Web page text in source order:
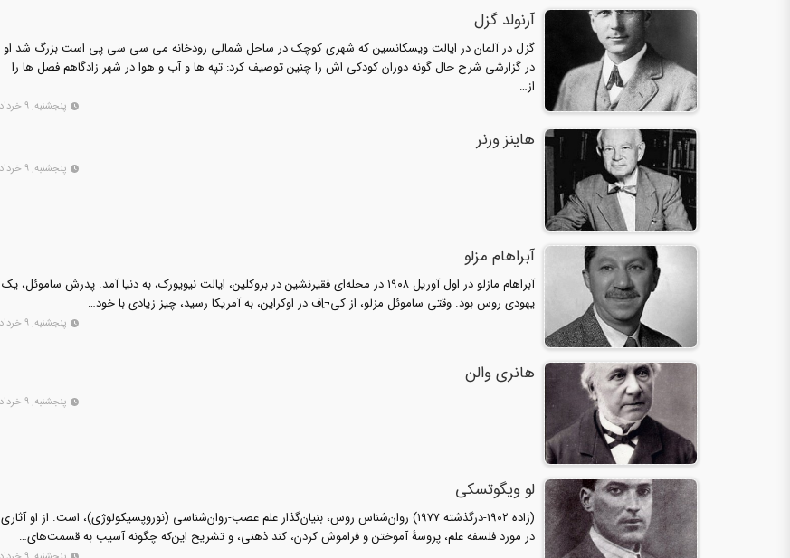
آرنولد گزل
گزل در آلمان در ایالت ویسکانسین که شهری کوچک در ساحل شمالی رودخانه می سی سی پی است بزرگ شد او
در گزارشی شرح حال گونه دوران کودکی اش را چنین توصیف کرد: تپه ها و آب و هوا در شهر زادگاهم فصل ها را
از…
پنجشنبه, ۹ خرداد
هاینز ورنر
پنجشنبه, ۹ خرداد
آبراهام مزلو
آبراهام مازلو در اول آوریل ۱۹۰۸ در محله‌ای فقیرنشین در بروکلین، ایالت نیویورک، به دنیا آمد. پدرش ساموئل، یک
یهودی روس بود. وقتی ساموئل مزلو، از کی¬اِف در اوکراین، به آمریکا رسید، چیز زیادی با خود…
پنجشنبه, ۹ خرداد
هانری والن
پنجشنبه, ۹ خرداد
لو ویگوتسکی
(زاده ۱۹۰۲-درگذشته ۱۹۷۷) روان‌شناس روس، بنیان‌گذار علم عصب-روان‌شناسی (نوروپسیکولوژی)، است. از او آثاری
در مورد فلسفه علم، پروسهٔ آموختن و فراموش کردن، کند ذهنی، و تشریح این‌که چگونه آسیب به قسمت‌های…